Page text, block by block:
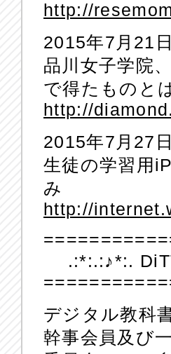
http://
2015年7月21日
品川女子学院
で得たものと
http://
2015年7月27日
生徒の学習用
み
http://
.:*:.:♪*:.
デジタル教科
幹事会員及び